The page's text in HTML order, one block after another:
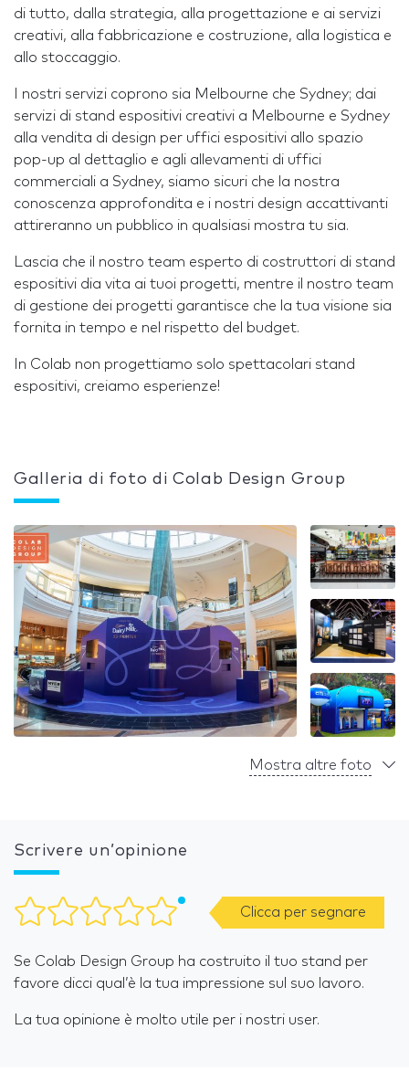
di tutto, dalla strategia, alla progettazione e ai servizi
creativi, alla fabbricazione e costruzione, alla logistica e
allo stoccaggio.
I nostri servizi coprono sia Melbourne che Sydney; dai
servizi di stand espositivi creativi a Melbourne e Sydney
alla vendita di design per uffici espositivi allo spazio
pop-up al dettaglio e agli allevamenti di uffici
commerciali a Sydney, siamo sicuri che la nostra
conoscenza approfondita e i nostri design accattivanti
attireranno un pubblico in qualsiasi mostra tu sia.
Lascia che il nostro team esperto di costruttori di stand
espositivi dia vita ai tuoi progetti, mentre il nostro team
di gestione dei progetti garantisce che la tua visione sia
fornita in tempo e nel rispetto del budget.
In Colab non progettiamo solo spettacolari stand
espositivi, creiamo esperienze!
Galleria di foto di Colab Design Group
Mostra altre foto
Scrivere un’opinione
Clicca per segnare
Se Colab Design Group ha costruito il tuo stand per
favore dicci qual’è la tua impressione sul suo lavoro.
La tua opinione è molto utile per i nostri user.